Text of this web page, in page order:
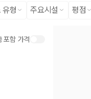
서 한 번에
유형 주요시설 평점
포함 가격